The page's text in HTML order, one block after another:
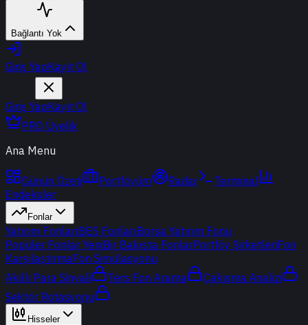
Bağlantı Yok
Giriş YapKayıt Ol
Giriş YapKayıt Ol
PRO Üyelik
Ana Menu
Günün Özeti Portföyüm Radar
Terminal
Endeksler
Fonlar
Yatırım FonlarıBES FonlarıBorsa Yatırım Fonu
Popüler Fonlar YeniBir Bakışta FonlarPortföy ŞirketleriFon
KarşılaştırmaFon Simülasyonu
Akıllı Para Sinyali
Ters Fon Arama
Çakışma Analizi
Sektör Rotasyonu
Hisseler